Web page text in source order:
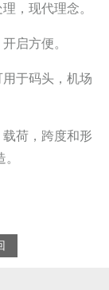
，现代理念。
启方便。
于码头，机场
荷，跨度和形